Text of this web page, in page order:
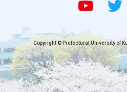
Copyright © Prefectural University of